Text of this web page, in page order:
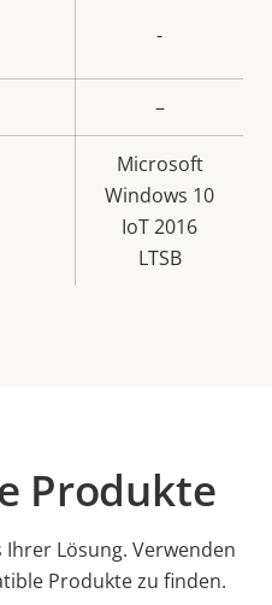
-
–
Microsoft
Windows 10
IoT 2016
LTSB
Produkte
Ihrer Lösung. Verwenden
Produkte zu finden.